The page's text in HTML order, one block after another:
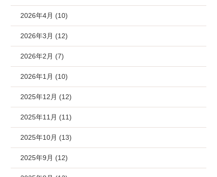
2026年4月 (10)
2026年3月 (12)
2026年2月 (7)
2026年1月 (10)
2025年12月 (12)
2025年11月 (11)
2025年10月 (13)
2025年9月 (12)